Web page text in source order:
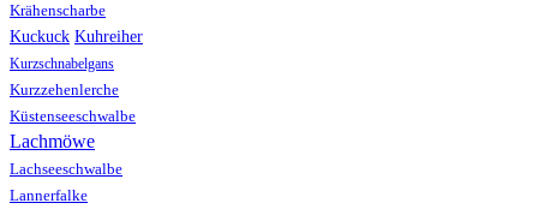
Krähenscharbe
Kuckuck Kuhreiher
Kurzschnabelgans
Kurzzehenlerche
Küstenseeschwalbe
Lachmöwe
Lachseeschwalbe
Lannerfalke